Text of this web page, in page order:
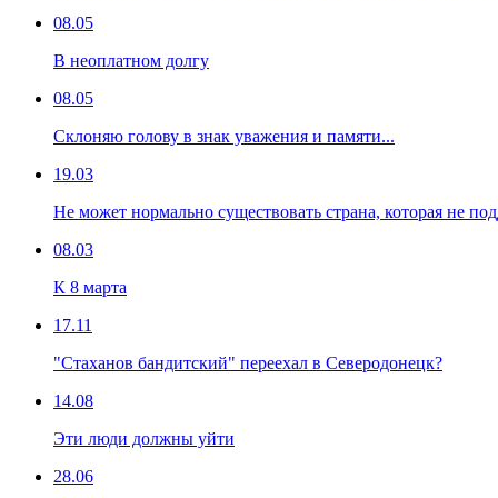
08.05
В неоплатном долгу
08.05
Склоняю голову в знак уважения и памяти...
19.03
Не может нормально существовать страна, которая не
08.03
К 8 марта
17.11
"Стаханов бандитский" переехал в Северодонецк?
14.08
Эти люди должны уйти
28.06